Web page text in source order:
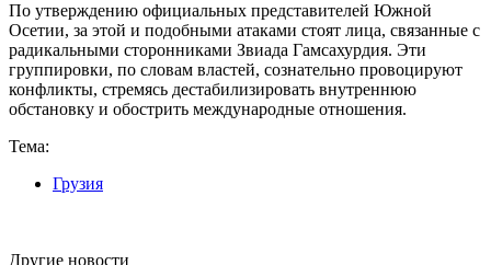
По утверждению официальных представителей Южной
Осетии, за этой и подобными атаками стоят лица, связанные с
радикальными сторонниками Звиада Гамсахурдия. Эти
группировки, по словам властей, сознательно провоцируют
конфликты, стремясь дестабилизировать внутреннюю
обстановку и обострить международные отношения.
Тема:
Грузия
Другие новости